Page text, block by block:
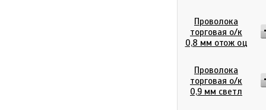
Проволока
торговая о/к
0,8 мм отож оц
Проволока
торговая о/к
0,9 мм светл